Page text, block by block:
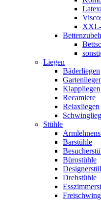
XXL-
Liegen
Bäderliegen
Klappliegen
Recamiere
Relaxliegen
Stühle
Barstühle
Bürostühle
Drehstühle